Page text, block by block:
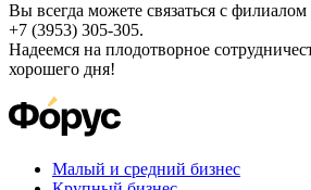
Вы всегда можете связаться с
+7 (3953) 305-305.
Надеемся на плодотворное
хорошего дня!
Малый и средний бизнес